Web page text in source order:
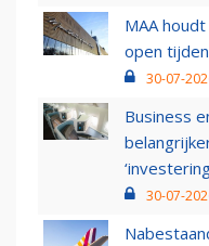
MAA
open
30-07-
Business
30-07-